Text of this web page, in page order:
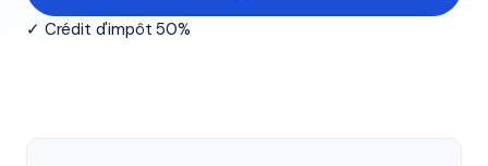
✓ Crédit d'impôt 50%